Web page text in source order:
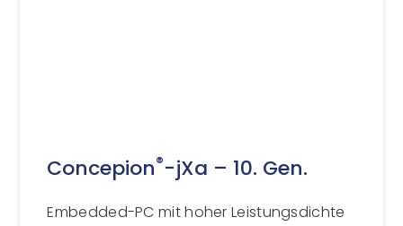
Concepion®-jXa – 10. Gen.
Embedded-PC mit hoher Leistungsdichte